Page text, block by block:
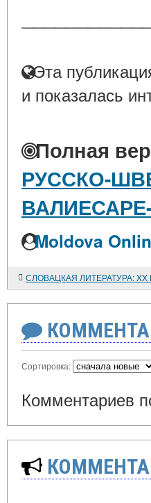
Эта
и показалась
Полная
РУССКО-
Moldova
СЛОВАЦКАЯ ЛИТЕРАТУРА: XX
Сортировка:
Комментариев